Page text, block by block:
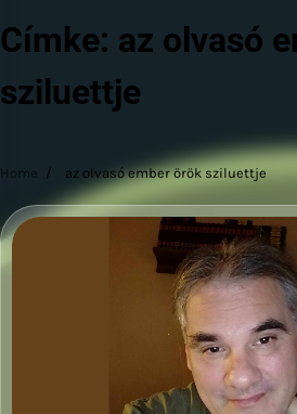
Címke: az olvasó
sziluettje
Home az olvasó ember örök sziluettje